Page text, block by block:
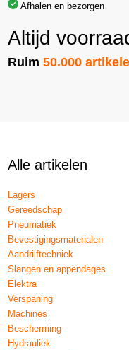
Afhalen en bezorgen
Altijd
Ruim50.000
Alle artikelen
Lagers
Gereedschap
Pneumatiek
Bevestigingsmaterialen
Aandrijftechniek
Slangen en appendages
Elektra
Verspaning
Machines
Bescherming
Hydrauliek